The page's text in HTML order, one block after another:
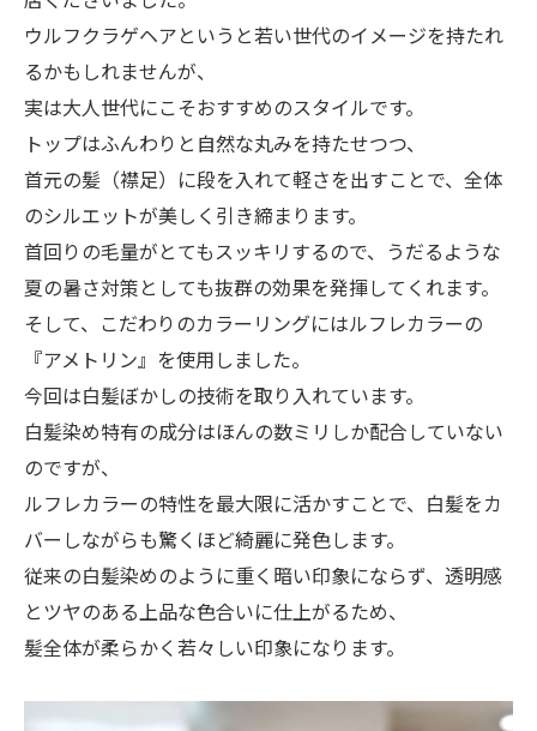
ウルフクラゲヘアというと若い世代のイメージを持たれ
るかもしれませんが、
実は大人世代にこそおすすめのスタイルです。
トップはふんわりと自然な丸みを持たせつつ、
首元の髪（襟足）に段を入れて軽さを出すことで、全体
のシルエットが美しく引き締まります。
首回りの毛量がとてもスッキリするので、うだるような
夏の暑さ対策としても抜群の効果を発揮してくれます。
そして、こだわりのカラーリングにはルフレカラーの
『アメトリン』を使用しました。
今回は白髪ぼかしの技術を取り入れています。
白髪染め特有の成分はほんの数ミリしか配合していない
のですが、
ルフレカラーの特性を最大限に活かすことで、白髪をカ
バーしながらも驚くほど綺麗に発色します。
従来の白髪染めのように重く暗い印象にならず、透明感
とツヤのある上品な色合いに仕上がるため、
髪全体が柔らかく若々しい印象になります。